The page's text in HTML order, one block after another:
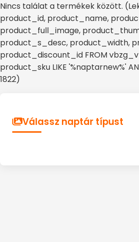
Nincs találat a termékek között.
product_id, product_name,
product_full_image,
product_s_desc, product_width,
product_discount_id FROM
product_sku LIKE '%naptarnew%'
1822)
Válassz naptár típust